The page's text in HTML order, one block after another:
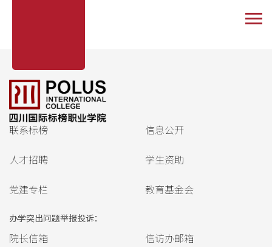
联系标榜 信息公开
人才招聘 学生资助
党建专栏 教育基金会
办学突出问题举报投诉：
院长信箱 信访办邮箱